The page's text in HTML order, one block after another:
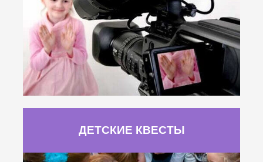
ДЕТСКИЕ КВЕСТЫ